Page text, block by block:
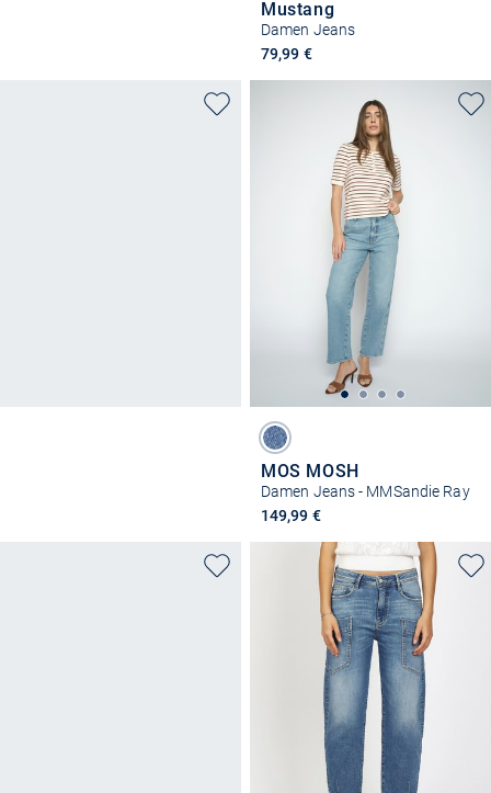
Mustang
Damen Jeans
79,99 €
MOS MOSH
Damen Jeans - MMSandie Ray
149,99 €